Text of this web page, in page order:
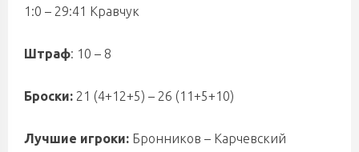
1:0 – 29:41 Кравчук
Штраф: 10 – 8
Броски: 21 (4+12+5) – 26 (11+5+10)
Лучшие игроки: Бронников – Карчевский